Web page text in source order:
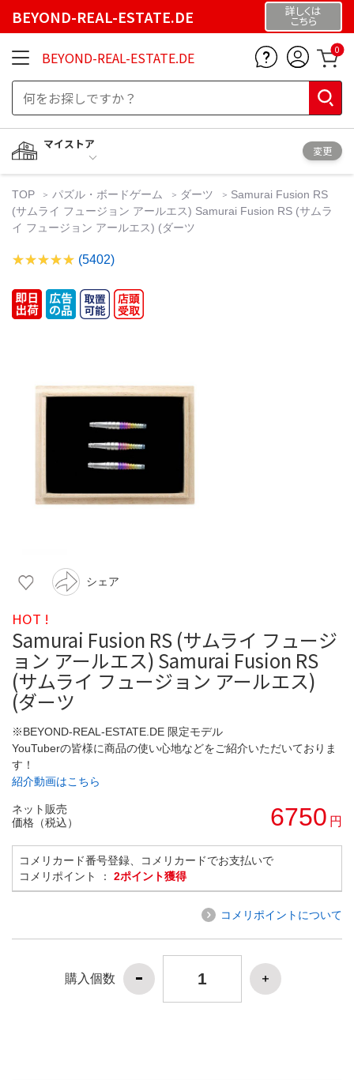
BEYOND-REAL-ESTATE.DE 詳しくは
こちら
BEYOND-REAL-ESTATE.DE 0
マイストア
変更
TOP パズル・ボードゲーム ダーツ
Samurai Fusion RS
(サムライ フュージョン アールエス) Samurai Fusion RS (サムラ
イ フュージョン アールエス) (ダーツ
(5402)
シェア
HOT !
Samurai Fusion RS (サムライ フュージ
ョン アールエス) Samurai Fusion RS
(サムライ フュージョン アールエス)
(ダーツ
※BEYOND-REAL-ESTATE.DE 限定モデル
YouTuberの皆様に商品の使い心地などをご紹介いただいておりま
す！
紹介動画はこちら
ネット販売
価格（税込）
6750 円
コメリカード番号登録、コメリカードでお支払いで
コメリポイント ： 2ポイント獲得
コメリポイントについて
購入個数